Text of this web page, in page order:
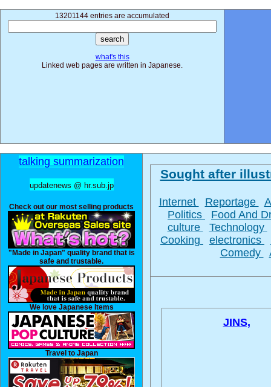
13201144 entries are accumulated
what's this
Linked web pages are written in Japanese.
talking summarization
updatenews @ hr.sub.jp
Check out our most selling products
"Made in Japan" quality brand that is
safe and trustable.
We love Japanese Items
Travel to Japan
Sought after
Internet Reportage
Politics
Food And
culture
Technology
Cooking
electronics
Comedy
JINS,